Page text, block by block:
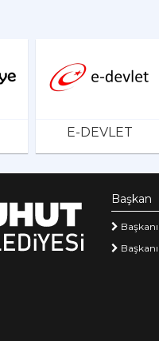
E-DEVLET
Başkan